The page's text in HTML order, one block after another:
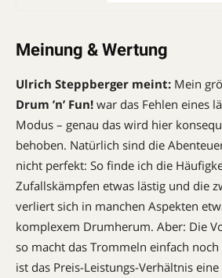
Meinung & Wertung
Ulrich Steppberger meint: Mein
Drum ’n’ Fun! war das Fehlen eines
Modus – genau das wird hier
behoben. Natürlich sind die
nicht perfekt: So finde ich die
Zufallskämpfen etwas lästig und die
verliert sich in manchen Aspekten
komplexem Drumherum. Aber: Die
so macht das Trommeln einfach
ist das Preis-Leistungs-Verhältnis